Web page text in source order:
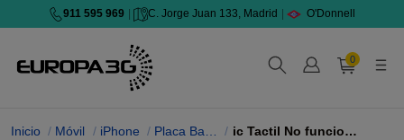
911 595 969 C. Jorge Juan 133, Madrid O'Donnell
0
Inicio Móvil iPhone Placa Base iPhone ic Tactil No funciona Tactil 17 Pro Max